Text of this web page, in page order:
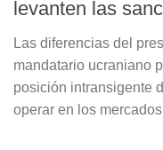
levanten las
Las diferencias del
mandatario ucraniano
posición intransigente
operar en los